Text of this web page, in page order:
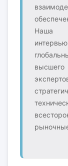
Наша
высшего